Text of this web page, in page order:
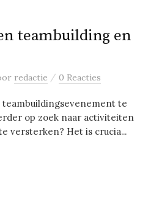
teambuilding en
redactie / 0 Reacties
te
op zoek naar activiteiten
versterken? Het is crucia...